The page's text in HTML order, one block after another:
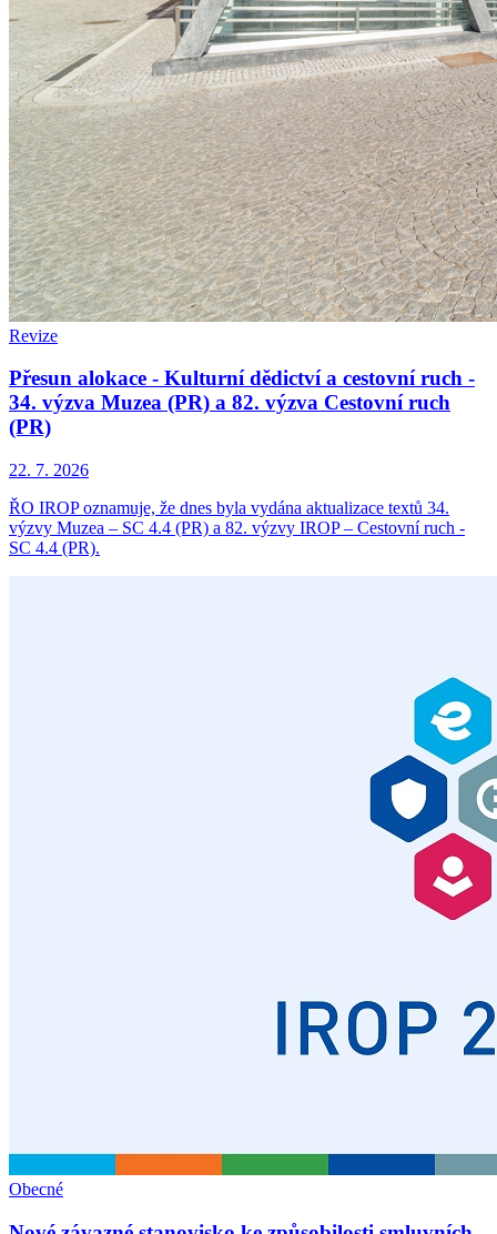
Revize
Přesun alokace - Kulturní dědictví a cestovní ruch -
34. výzva Muzea (PR) a 82. výzva Cestovní ruch
(PR)
22. 7. 2026
ŘO IROP oznamuje, že dnes byla vydána aktualizace textů 34.
výzvy Muzea – SC 4.4 (PR) a 82. výzvy IROP – Cestovní ruch -
SC 4.4 (PR).
Obecné